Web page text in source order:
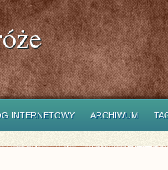
INTERNETOWY ARCHIWUM